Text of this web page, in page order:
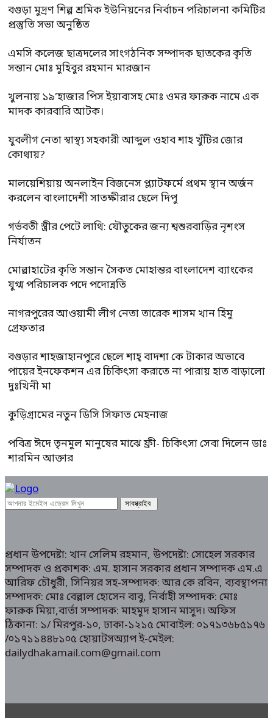
বগুড়া মুদ্রণ শিল্প শ্রমিক ইউনিয়নের নির্বাচন পরিচালনা কমিটির
প্রস্তুতি সভা অনুষ্ঠিত
এমসি কলেজ ছাত্রদলের সাংগঠনিক সম্পাদক ছাতকের কৃতি
সন্তান মোঃ মুহিবুর রহমান মারজান
খুলনায় ১৯’হাজার পিস ইয়াবাসহ মোঃ ওমর ফারুক নামে এক
মাদক কারবারি আটক।
যুবলীগ নেতা স্বাস্থ্য সহকারী আব্দুল ওহাব শাহ খুঁটির জোর
কোথায়?
মালয়েশিয়ায় অনলাইন বিজনেস প্ল্যাটফর্মে প্রথম স্থান অর্জন
করলেন বাংলাদেশী সাতক্ষীরার ছেলে দিপু
গর্ভবতী স্ত্রীর পেটে লাথি: যৌতুকের জন্য শ্বশুরবাড়ির নৃশংস
নির্যাতন
মোল্লাহাটের কৃতি সন্তান সৈকত মোহান্তর বাংলাদেশ ব্যাংকের
যুগ্ম পরিচালক পদে পদোন্নতি
নাগরপুরের আওয়ামী লীগ নেতা তারেক শাসম খান হিমু
গ্রেফতার
বগুড়ার শাহজাহানপুরে ছেলে শাহ্ বাদশা কে টাকার অভাবে
পায়ের ইনফেকশন এর চিকিৎসা করাতে না পারায় হাত বাড়ালো
দুঃখিনী মা
কুড়িগ্রামের নতুন ডিসি সিফাত মেহনাজ
পবিত্র ঈদে তৃনমুল মানুষের মাঝে ফ্রী- চিকিৎসা সেবা দিলেন ডাঃ
শারমিন আক্তার
প্রধান উপদেষ্টা: খান সেলিম রহমান, উপদেষ্টা: সোহেল সরকার
সম্পাদক ও প্রকাশক: এম. হাসান সরকার প্রধান সম্পাদক এম.এ
আরিফ চৌধুরী, সিনিয়র সহ-সম্পাদক: আর কে রবিন, ব্যবস্থাপনা
সম্পাদক: মোঃ বেল্লাল হোসেন বাবু, নির্বাহী সম্পাদক: মোঃ
ফারুক মিয়া,বার্তা সম্পাদক: মাহমুদ হাসান মাসুদ। অফিস
ঠিকানা: ১/ মিরপুর-১০, ঢাকা-১২১৫ মোবাইল: ০১৭১৩৬৮৫১৭৬
/০১৭১১৪৪৮১০৫ হোয়াটসঅ্যাপ ই-মেইল:
dailydhakamail.com@gmail.com